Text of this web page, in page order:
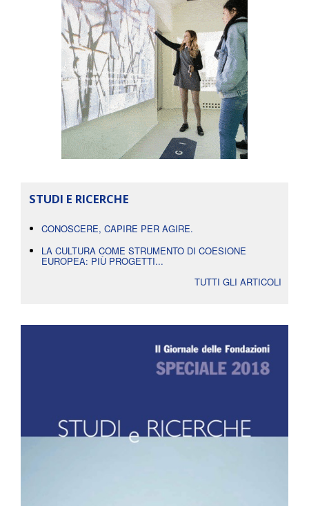
STUDI E RICERCHE
CONOSCERE, CAPIRE PER AGIRE.
LA CULTURA COME STRUMENTO DI COESIONE
EUROPEA: PIÙ PROGETTI...
TUTTI GLI ARTICOLI